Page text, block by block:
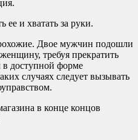
ее и хватать за руки.
Двое мужчин подошли
требуя прекратить
доступной форме
случаях следует вызывать
в конце концов